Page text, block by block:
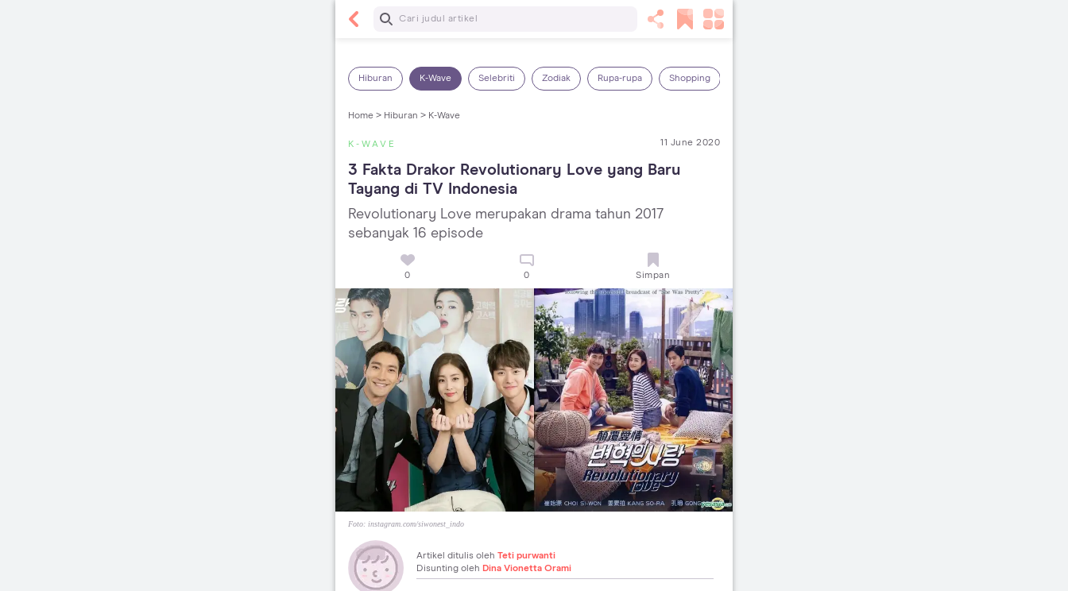
Baca Selanjutnya
Hiburan K-Wave Selebriti Zodiak Rupa-rupa Shopping
Home > Hiburan > K-Wave
K-WAVE 11 June 2020
3 Fakta Drakor Revolutionary Love yang Baru
Tayang di TV Indonesia
Revolutionary Love merupakan drama tahun 2017
sebanyak 16 episode
0 0 Simpan
Foto: instagram.com/siwonest_indo
Artikel ditulis oleh Teti purwanti
Disunting oleh Dina Vionetta Orami